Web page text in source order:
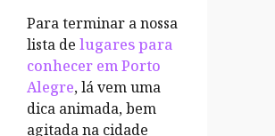
Para terminar a nossa
lista de lugares para
conhecer em Porto
Alegre, lá vem uma
dica animada, bem
agitada na cidade